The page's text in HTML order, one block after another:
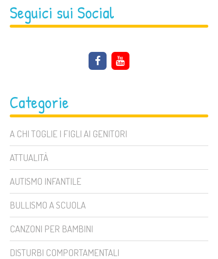
Seguici sui Social
Categorie
A CHI TOGLIE I FIGLI AI GENITORI
ATTUALITÀ
AUTISMO INFANTILE
BULLISMO A SCUOLA
CANZONI PER BAMBINI
DISTURBI COMPORTAMENTALI